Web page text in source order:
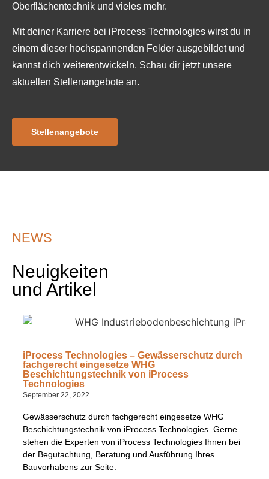
Oberflächentechnik und vieles mehr.
Mit deiner Karriere bei iProcess Technologies wirst du in
einem dieser hochspannenden Felder ausgebildet und
kannst dich weiterentwickeln. Schau dir jetzt unsere
aktuellen Stellenangebote an.
Stellenangebote
NEWS
Neuigkeiten
und Artikel
iProcess Technologies – Gewässerschutz durch
fachgerecht eingesetze WHG
Beschichtungstechnik von iProcess
Technologies
September 22, 2022
Gewässerschutz durch fachgerecht eingesetze WHG
Beschichtungstechnik von iProcess Technologies. Gerne
stehen die Experten von iProcess Technologies Ihnen bei
der Begutachtung, Beratung und Ausführung Ihres
Bauvorhabens zur Seite.